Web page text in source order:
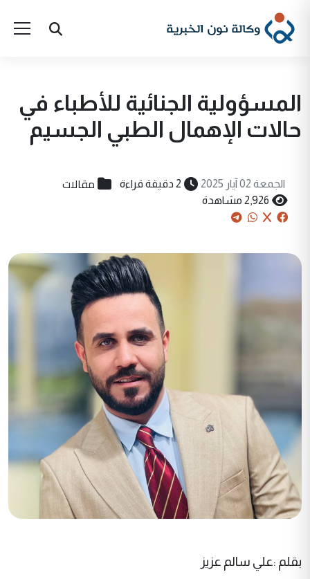
المسؤولية الجنائية للأطباء في
حالات الإهمال الطبي الجسيم
الجمعة 02 آيار 2025 2 دقيقة قراءة مقالات
2,926 مشاهدة
بقلم :علي سالم عزيز